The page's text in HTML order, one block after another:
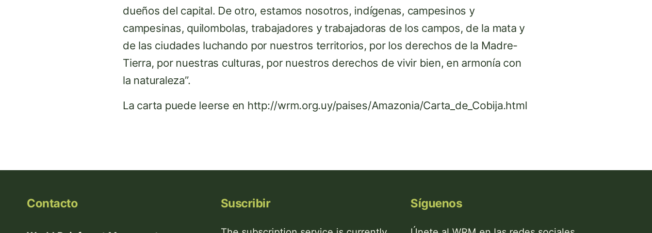
dueños del capital. De otro, estamos nosotros, indígenas, campesinos y
campesinas, quilombolas, trabajadores y trabajadoras de los campos, de la mata y
de las ciudades luchando por nuestros territorios, por los derechos de la Madre-
Tierra, por nuestras culturas, por nuestros derechos de vivir bien, en armonía con
la naturaleza”.
La carta puede leerse en http://wrm.org.uy/paises/Amazonia/Carta_de_Cobija.html
Contacto Suscribir Síguenos